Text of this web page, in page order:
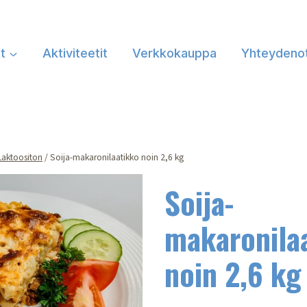
Aktiviteetit Verkkokauppa
/Soija-makaronilaatikko noin 2,6 kg
Soija-
noin 2,6 kg